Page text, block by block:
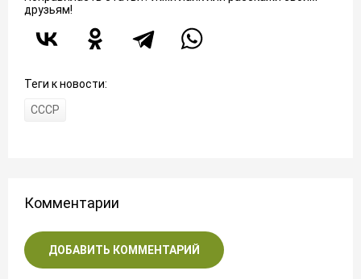
друзьям!
Теги к новости:
СССР
Комментарии
ДОБАВИТЬ КОММЕНТАРИЙ